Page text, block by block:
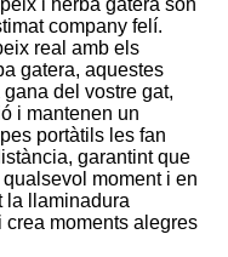
i herba gatera són
company felí.
real amb els
gatera, aquestes
del vostre gat,
i mantenen un
portàtils les fan
garantint que
moment i en
la llaminadura
moments alegres